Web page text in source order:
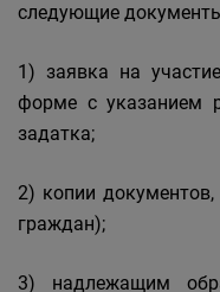
следующие
1) заявка на
форме с указанием
задатка;
2) копии
граждан);
3) надлежащим